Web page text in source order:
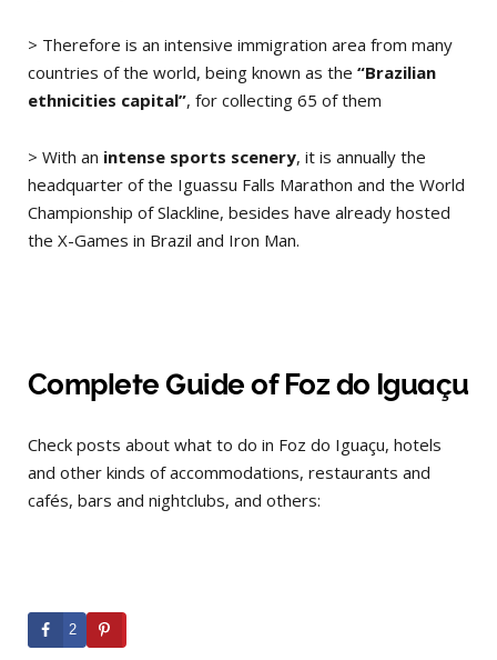
> Therefore is an intensive immigration area from many
countries of the world, being known as the “Brazilian
ethnicities capital”, for collecting 65 of them
> With an intense sports scenery, it is annually the
headquarter of the Iguassu Falls Marathon and the World
Championship of Slackline, besides have already hosted
the X-Games in Brazil and Iron Man.
Complete Guide of Foz do Iguaçu
Check posts about what to do in Foz do Iguaçu, hotels
and other kinds of accommodations, restaurants and
cafés, bars and nightclubs, and others:
2